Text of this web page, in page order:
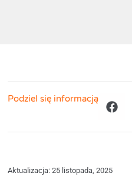
Podziel się informacją
Aktualizacja: 25 listopada, 2025